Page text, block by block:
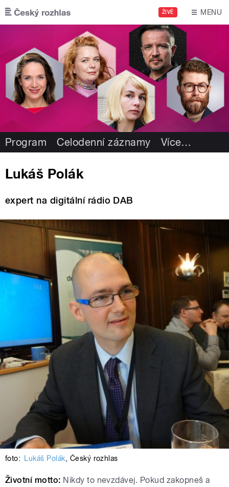
Přejít k hlavnímu obsahu
ŽIVĚ MENU
Program Celodenní záznamy Více…
Lukáš Polák
expert na digitální rádio DAB
foto: Lukáš Polák, Český rozhlas
Životní motto: Nikdy to nevzdávej. Pokud zakopneš a